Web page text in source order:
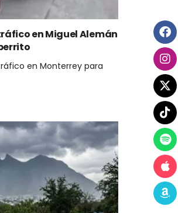
en Miguel Alemán
en Monterrey para